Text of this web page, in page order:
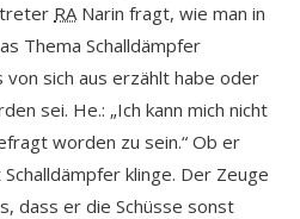
RANarin fragt, wie man in
Thema Schalldämpfer
sich aus erzählt habe oder
sei. He.: „Ich kann mich nicht
worden zu sein.“ Ob er
klinge. Der Zeuge
dass er die Schüsse sonst